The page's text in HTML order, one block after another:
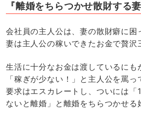
『離婚をちらつかせ散財する
会社員の主人公は、妻の散財癖に困
妻は主人公の稼いできたお金で贅沢
生活に十分なお金は渡しているにも
「稼ぎが少ない！」と主人公を罵っ
要求はエスカレートし、ついには「
ないと離婚」と離婚をちらつかせる